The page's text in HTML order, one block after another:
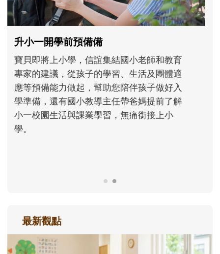
和孩子一起長大的那個男人│讀懂父親的
不同模樣
沒有人天生就擅長當爸爸！男人總是在一次
次「前所未有」的體驗中，跟著孩子一起長
大。從給予安全感的肢體遊戲，到獨立自
主、角色認同及解決問題的能力養成。爸爸
正嘗試用不同的模樣，參與孩子每個重要的
最新觀點